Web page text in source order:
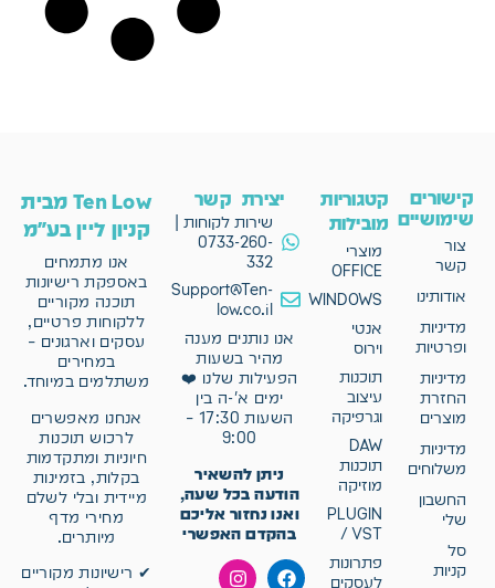
קישורים
שימושיים
צור
קשר
אודותינו
מדיניות
ופרטיות
מדיניות
החזרת
מוצרים
מדיניות
משלוחים
החשבון
שלי
סל
קניות
קטגוריות
מובילות
מוצרי
OFFICE
WINDOWS
אנטי
וירוס
תוכנות
עיצוב
וגרפיקה
DAW
תוכנות
מוזיקה
PLUGIN
/ VST
פתרונות
לעסקים
יצירת קשר
שירות לקוחות |
0733-260-
332
Support@Ten-
low.co.il
אנו נותנים מענה
מהיר בשעות
הפעילות שלנו ❤️
ימים א'-ה בין
השעות 17:30 –
9:00
ניתן להשאיר
הודעה בכל שעה,
ואנו נחזור אליכם
בהקדם האפשרי
Ten Low מבית
קניון ליין בע"מ
אנו מתמחים
באספקת רישיונות
תוכנה מקוריים
ללקוחות פרטיים,
עסקים וארגונים –
במחירים
משתלמים במיוחד.
אנחנו מאפשרים
לרכוש תוכנות
חיוניות ומתקדמות
בקלות, בזמינות
מיידית ובלי לשלם
מחירי מדף
מיותרים.
✔ רישיונות מקוריים